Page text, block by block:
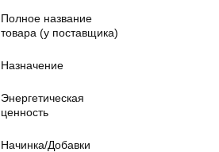
Полное название
товара (у поставщика)
Назначение
Энергетическая
ценность
Начинка/Добавки